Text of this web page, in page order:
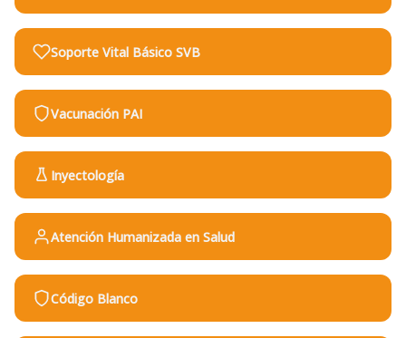
Soporte Vital Básico SVB
Vacunación PAI
Inyectología
Atención Humanizada en Salud
Código Blanco